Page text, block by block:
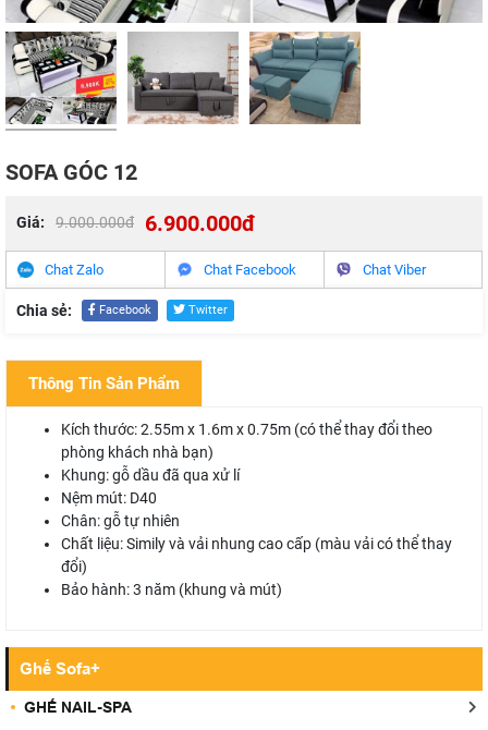
SOFA GÓC 12
Giá: 9.000.000đ 6.900.000đ
Chat Zalo Chat Facebook Chat Viber
Chia sẻ: Facebook Twitter
Thông Tin Sản Phẩm
Kích thước: 2.55m x 1.6m x 0.75m (có thể thay đổi theo
phòng khách nhà bạn)
Khung: gỗ dầu đã qua xử lí
Nệm mút: D40
Chân: gỗ tự nhiên
Chất liệu: Simily và vải nhung cao cấp (màu vải có thể thay
đổi)
Bảo hành: 3 năm (khung và mút)
Ghế Sofa+
GHẾ NAIL-SPA